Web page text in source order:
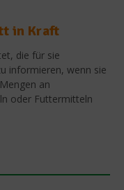
in Kraft
die für sie
informieren, wenn sie
an
oder Futtermitteln